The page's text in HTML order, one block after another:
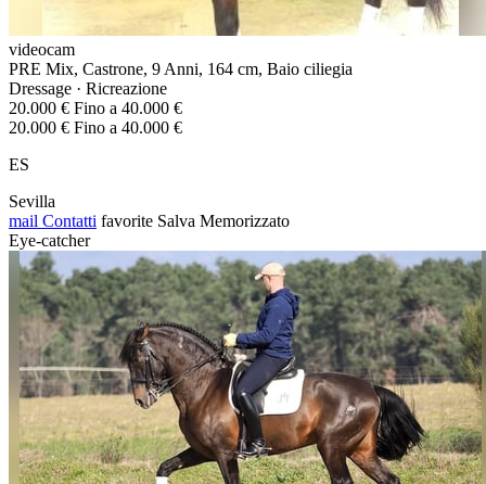
videocam
PRE Mix, Castrone, 9 Anni, 164 cm, Baio ciliegia
Dressage · Ricreazione
20.000 € Fino a 40.000 €
20.000 € Fino a 40.000 €
ES
Sevilla
mail Contatti favorite Salva Memorizzato
Eye-catcher